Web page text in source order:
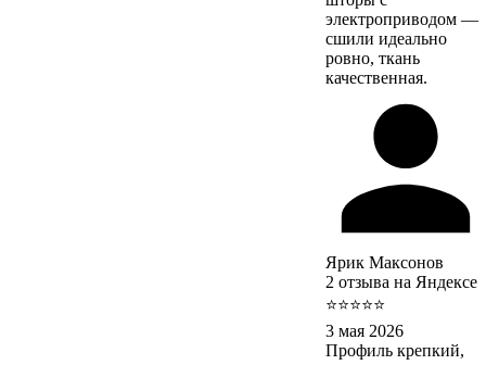
электроприводом —
сшили идеально
ровно, ткань
качественная.
Ярик Максонов
2 отзыва на Яндексе
⭐⭐⭐⭐⭐
3 мая 2026
Профиль крепкий,